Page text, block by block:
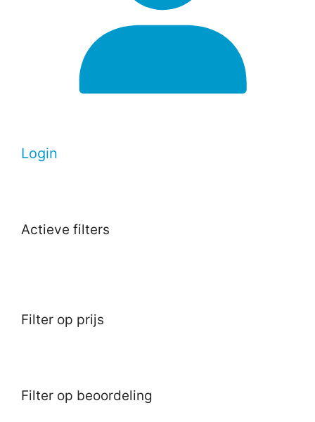
Login
Actieve filters
Filter op prijs
Filter op beoordeling